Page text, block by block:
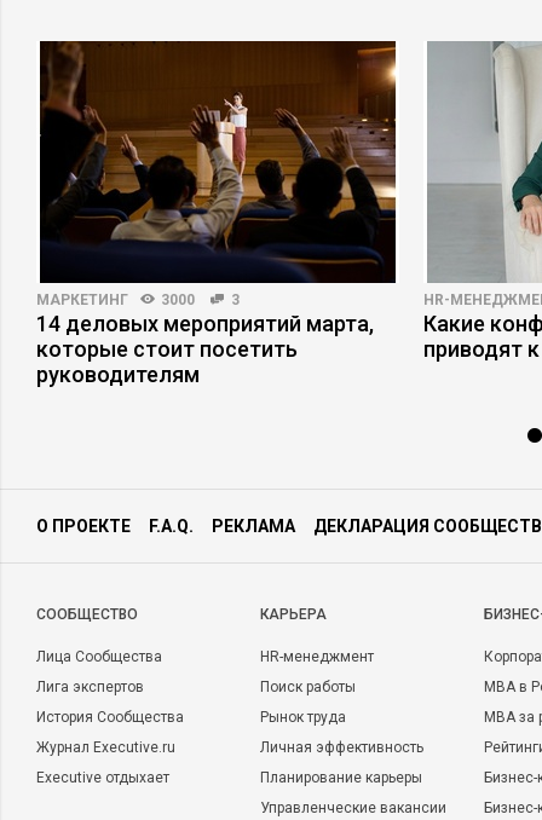
МАРКЕТИНГ 3000 3
14 деловых мероприятий марта,
которые стоит посетить
руководителям
HR-
Какие
приводят
О ПРОЕКТЕ F.A.Q. РЕКЛАМА ДЕКЛАРАЦИЯ
CООБЩЕСТВО
Лица Сообщества
Лига экспертов
История Сообщества
Журнал Executive.ru
Executive отдыхает
КАРЬЕРА
HR-менеджмент
Поиск работы
Рынок труда
Личная эффективность
Планирование карьеры
Управленческие вакансии
MBA в
MBA
Бизнес-